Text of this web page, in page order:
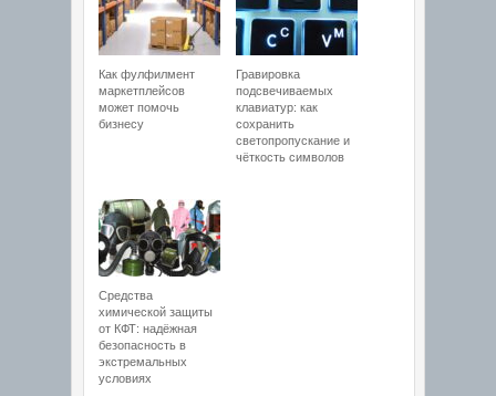
Как фулфилмент
маркетплейсов
может помочь
бизнесу
Гравировка
подсвечиваемых
клавиатур: как
сохранить
светопропускание и
чёткость символов
Средства
химической защиты
от КФТ: надёжная
безопасность в
экстремальных
условиях